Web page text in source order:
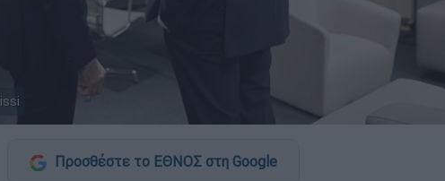
Προσθέστε το ΕΘΝΟΣ στη Google